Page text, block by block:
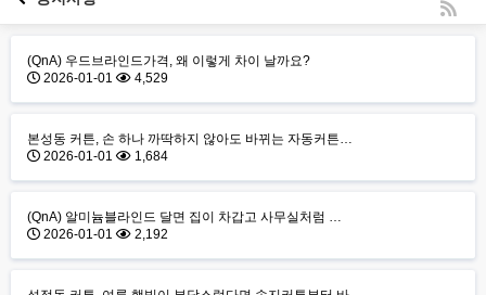
(QnA) 우드브라인드가격, 왜 이렇게 차이 날까요?
2026-01-01
4,529
본성동 커튼, 손 하나 까딱하지 않아도 바뀌는 자동커튼…
2026-01-01
1,684
(QnA) 알미늄블라인드 달면 집이 차갑고 사무실처럼 …
2026-01-01
2,192